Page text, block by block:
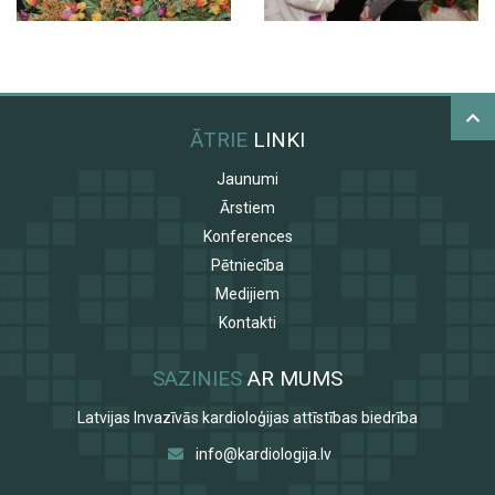
ĀTRIE LINKI
Jaunumi
Ārstiem
Konferences
Pētniecība
Medijiem
Kontakti
SAZINIES AR MUMS
Latvijas Invazīvās kardioloģijas attīstības biedrība
info@kardiologija.lv